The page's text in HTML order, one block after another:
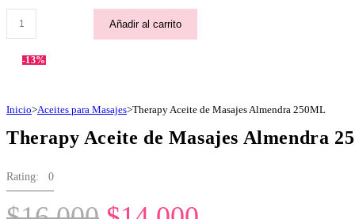
$16.000.
precio
Therapy
Aceite
250ML
cantidad
Añadir al carrito
Inicio>Aceites para Masajes>Therapy Aceite de Masajes Almendra 250ML
Therapy Aceite de Masajes Almendra
Rating: 0
-13%